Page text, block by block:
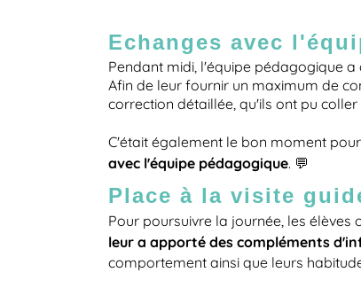
Echanges avec
Pendant midi, l'équipe pédagogique
Afin de leur fournir un maximum de
correction détaillée, qu'ils ont pu
C'était également le bon moment pour
avec l'équipe pédagogique . 💬
Place à la visite
Pour poursuivre la journée, les élèves
leur a apporté des compléments
comportement ainsi que leurs